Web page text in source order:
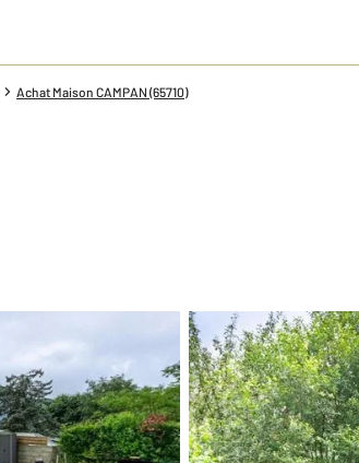
Achat Maison CAMPAN (65710)